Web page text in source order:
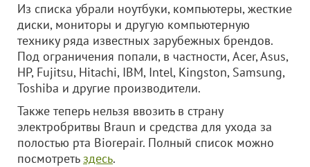
Из списка убрали ноутбуки, компьютеры, жесткие
диски, мониторы и другую компьютерную
технику ряда известных зарубежных брендов.
Под ограничения попали, в частности, Acer, Asus,
HP, Fujitsu, Hitachi, IBM, Intel, Kingston, Samsung,
Toshiba и другие производители.
Также теперь нельзя ввозить в страну
электробритвы Braun и средства для ухода за
полостью рта Biorepair. Полный список можно
посмотретьздесь.